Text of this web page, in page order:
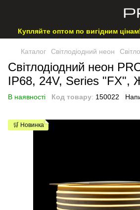
Купляйте оптом по вигідним
Каталог Світлодіодний неон
Світлодіодний неон
IP68, 24V, Series "FX",
В наявності Код товару: 150022
🛒 Новинка